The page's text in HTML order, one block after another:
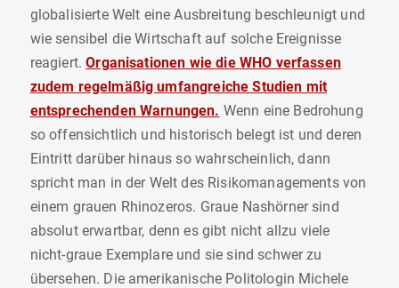
globalisierte Welt eine Ausbreitung beschleunigt und
wie sensibel die Wirtschaft auf solche Ereignisse
reagiert.Organisationen wie die WHO verfassen
zudem regelmäßig umfangreiche Studien mit
entsprechenden Warnungen. Wenn eine Bedrohung
so offensichtlich und historisch belegt ist und deren
Eintritt darüber hinaus so wahrscheinlich, dann
spricht man in der Welt des Risikomanagements von
einem grauen Rhinozeros. Graue Nashörner sind
absolut erwartbar, denn es gibt nicht allzu viele
nicht-graue Exemplare und sie sind schwer zu
übersehen. Die amerikanische Politologin Michele